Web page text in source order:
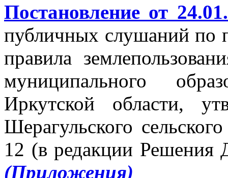
Постановление от
публичных слушаний по
правила
муниципального
Иркутской области,
Шерагульского
12 (в редакции
(Приложения)